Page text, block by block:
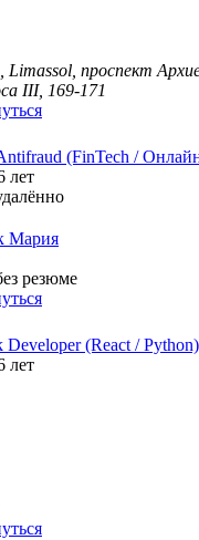
Limassol, проспект
III, 169-171
(FinTech /
лет
Мария
резюме
Developer (React / Python)
лет